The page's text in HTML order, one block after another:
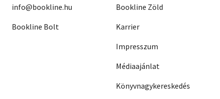
info@bookline.hu
Bookline Bolt
Bookline Zöld
Karrier
Impresszum
Médiaajánlat
Könyvnagykereskedés